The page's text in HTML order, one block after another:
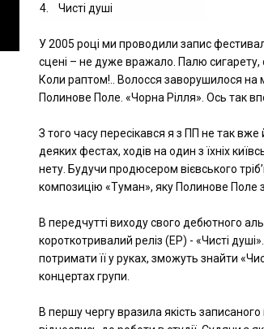
4. Чисті душі
У 2005 році ми проводили запис
сцені – не дуже вражало. Палю сигарету,
Коли раптом!.. Волосся заворушилося на
Полинове Поле. «Чорна Рілля». Ось так
З того часу пересікався я з ПП не так
деяких фестах, ходів на один з їхніх
нету. Будучи продюсером вієвського
композицію «Туман», яку Полинове Поле
В передчутті виходу свого дебютного
короткотривалий реліз (ЕР) - «Чисті
потримати її у руках, зможуть знайти
концертах групи.
В першу чергу вразила якість